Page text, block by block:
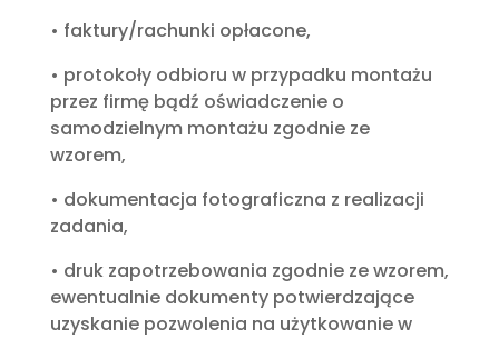
• faktury/rachunki opłacone,
• protokoły odbioru w przypadku montażu
przez firmę bądź oświadczenie o
samodzielnym montażu zgodnie ze
wzorem,
• dokumentacja fotograficzna z realizacji
zadania,
• druk zapotrzebowania zgodnie ze wzorem,
ewentualnie dokumenty potwierdzające
uzyskanie pozwolenia na użytkowanie w